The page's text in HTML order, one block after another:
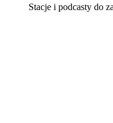
Stacje i podcasty do